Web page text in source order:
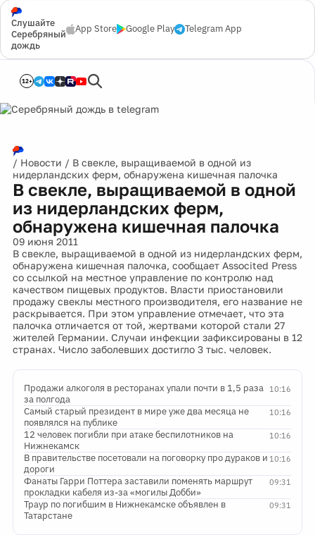
Слушайте
Серебряный
дождь
App Store Google Play Telegram App
12+
/ Новости / В свекле, выращиваемой в одной из
нидерландских ферм, обнаружена кишечная палочка
В свекле, выращиваемой в одной
из нидерландских ферм,
обнаружена кишечная палочка
09 июня 2011
В свекле, выращиваемой в одной из нидерландских ферм,
обнаружена кишечная палочка, сообщает Associted Press
со ссылкой на местное управление по контролю над
качеством пищевых продуктов. Власти приостановили
продажу свеклы местного производителя, его название не
раскрывается. При этом управление отмечает, что эта
палочка отличается от той, жертвами которой стали 27
жителей Германии. Случаи инфекции зафиксированы в 12
странах. Число заболевших достигло 3 тыс. человек.
10:16
Продажи алкоголя в ресторанах упали почти в 1,5 раза
за полгода
10:16
Самый старый президент в мире уже два месяца не
появлялся на публике
10:16
12 человек погибли при атаке беспилотников на
Нижнекамск
10:16
В правительстве посетовали на поговорку про дураков и
дороги
09:31
Фанаты Гарри Поттера заставили поменять маршрут
прокладки кабеля из-за «могилы Добби»
09:31
Траур по погибшим в Нижнекамске объявлен в
Татарстане